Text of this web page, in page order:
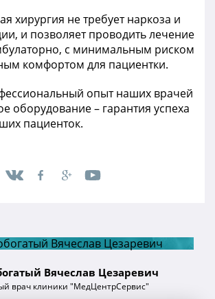
хирургия не требует наркоза и
и позволяет проводить лечение
с минимальным риском
комфортом для пациентки.
опыт наших врачей
оборудование – гарантия успеха
пациенток.
Вячеслав Цезаревич
врач клиники "МедЦентрСервис"